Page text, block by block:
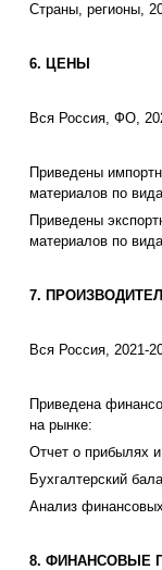
Страны, регионы,
6. ЦЕНЫ
Вся Россия, ФО,
Приведены
материалов по
Приведены
материалов по
7.
Вся Россия, 2021-
Приведена
на рынке:
Отчет о прибылях
Бухгалтерский
Анализ
8. ФИНАНСОВЫЕ